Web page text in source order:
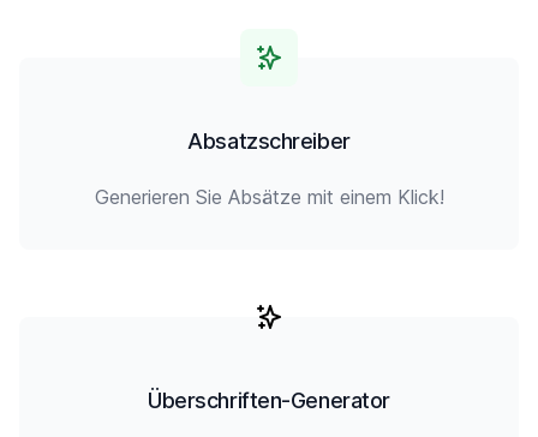
Absatzschreiber
Generieren Sie Absätze mit einem Klick!
Überschriften-Generator